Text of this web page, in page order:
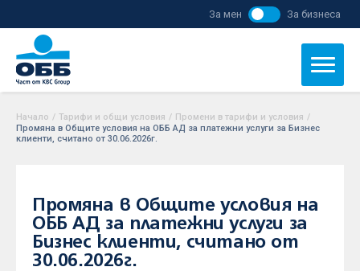
За мен За бизнеса
Начало / Тарифи и общи условия / Промени в тарифи и условия /
Промяна в Общите условия на ОББ АД за платежни услуги за Бизнес
клиенти, считано от 30.06.2026г.
Промяна в Общите условия на
ОББ АД за платежни услуги за
Бизнес клиенти, считано от
30.06.2026г.